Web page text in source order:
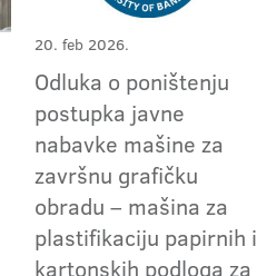
20. feb 2026.
Odluka o poništenju
postupka javne
nabavke mašine za
završnu grafičku
obradu – mašina za
plastifikaciju papirnih i
kartonskih podloga za